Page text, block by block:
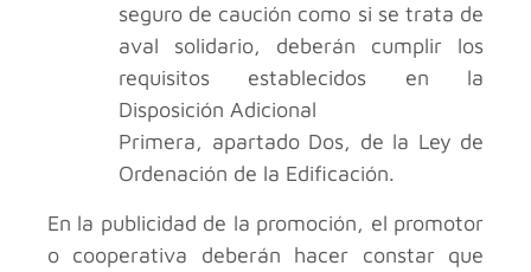
seguro de caución como si se trata de
aval solidario, deberán cumplir los
requisitos establecidos en la
Disposición Adicional
Primera, apartado Dos, de la Ley de
Ordenación de la Edificación.
En la publicidad de la promoción, el promotor
o cooperativa deberán hacer constar que